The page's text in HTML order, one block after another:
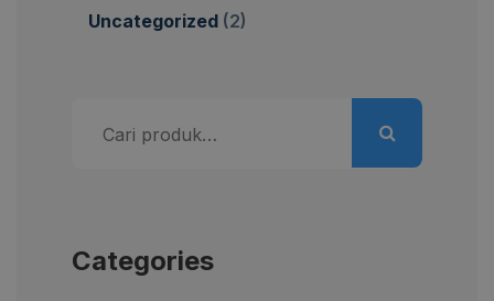
Uncategorized (2)
untuk:
Categories